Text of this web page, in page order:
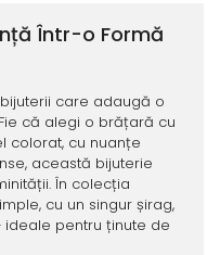
Într-o Formă
care adaugă o
că alegi o brățară cu
colorat, cu nuanțe
această bijuterie
În colecția
cu un singur șirag,
pentru ținute de